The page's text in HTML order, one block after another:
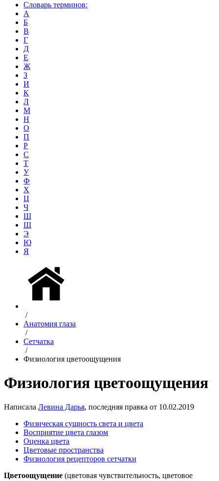
Словарь терминов:
А
Б
В
Г
Д
Е
Ж
З
И
К
Л
М
Н
О
П
Р
С
Т
У
Ф
Х
Ц
Ч
Ш
Щ
Э
Ю
Я
/
Анатомия глаза
/
Сетчатка
/
Физиология цветоощущения
Физиология цветоощущения
Написала Левина Дарья, последняя правка от 10.02.2019
Физическая сущность света и цвета
Восприятие цвета глазом
Оценка цвета
Цветовые пространства
Физиология рецепторов сетчатки
Цветоощущение (цветовая чувствительность, цветовое